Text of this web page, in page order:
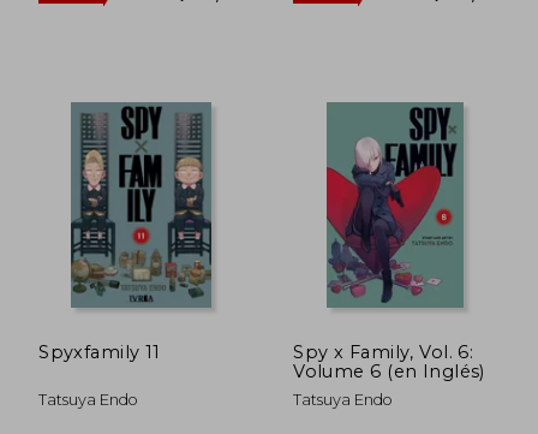
50%
dcto. S/ 73,77
55%
dcto.
Spyxfamily 11
Tatsuya Endo
Spy x Family, Vol. 6:
Volume 6 (en Inglés)
Tatsuya Endo